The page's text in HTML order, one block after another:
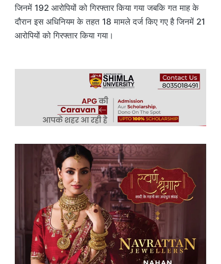
जिनमें 192 आरोपियों को गिरफ्तार किया गया जबकि गत माह के
दौरान इस अधिनियम के तहत 18 मामले दर्ज किए गए है जिनमें 21
आरोपियों को गिरफ्तार किया गया।